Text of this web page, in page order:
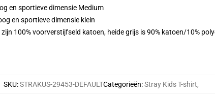
en sportieve dimensie Medium
en sportieve dimensie klein
100% voorverstijfseld katoen, heide grijs is 90% katoen/10%
SKU:STRAKUS-29453-DEFAULTCategorieën:Stray Kids T-shirt,